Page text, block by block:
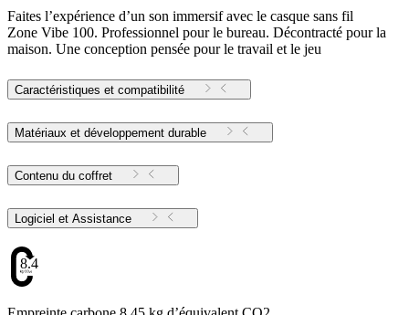
Faites l’expérience d’un son immersif avec le casque sans fil
Zone Vibe 100. Professionnel pour le bureau. Décontracté pour la
maison. Une conception pensée pour le travail et le jeu
Caractéristiques et compatibilité
Matériaux et développement durable
Contenu du coffret
Logiciel et Assistance
8.45